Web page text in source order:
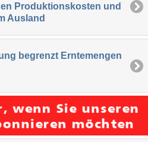
Produktionskosten und
Ausland
begrenzt Erntemengen